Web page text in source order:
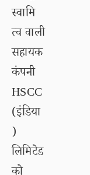
स्वामि
त्व वाली
सहायक
कंपनी
HSCC
(इंडिया
)
लिमिटेड